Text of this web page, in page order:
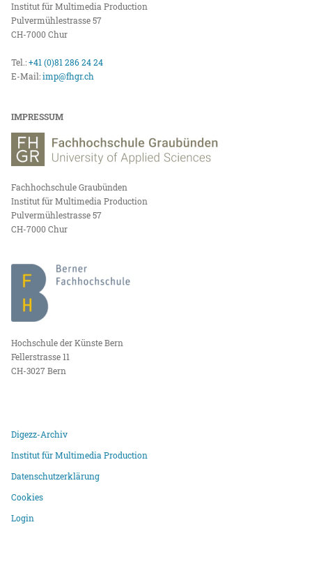
Institut für Multimedia Production
Pulvermühlestrasse 57
CH-7000 Chur
Tel.:+41 (0)81 286 24 24
E-Mail:imp@fhgr.ch
IMPRESSUM
Fachhochschule Graubünden
Institut für Multimedia Production
Pulvermühlestrasse 57
CH-7000 Chur
Hochschule der Künste Bern
Fellerstrasse 11
CH-3027 Bern
Digezz-Archiv
Institut für Multimedia Production
Datenschutzerklärung
Cookies
Login